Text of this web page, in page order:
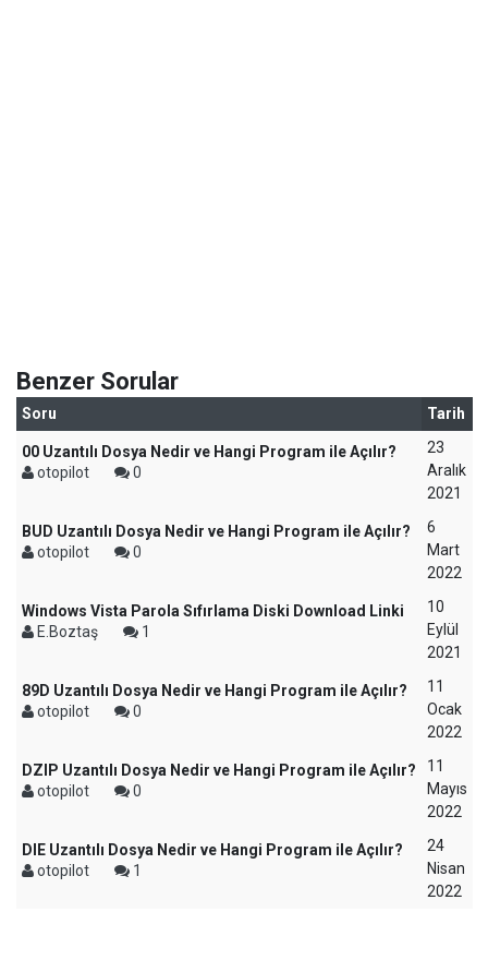
Benzer Sorular
Soru Tarih
00 Uzantılı Dosya Nedir ve Hangi Program ile Açılır?
otopilot
0
23
Aralık
2021
BUD Uzantılı Dosya Nedir ve Hangi Program ile Açılır?
otopilot
0
6
Mart
2022
Windows Vista Parola Sıfırlama Diski Download Linki
E.Boztaş
1
10
Eylül
2021
89D Uzantılı Dosya Nedir ve Hangi Program ile Açılır?
otopilot
0
11
Ocak
2022
DZIP Uzantılı Dosya Nedir ve Hangi Program ile Açılır?
otopilot
0
11
Mayıs
2022
DIE Uzantılı Dosya Nedir ve Hangi Program ile Açılır?
otopilot
1
24
Nisan
2022